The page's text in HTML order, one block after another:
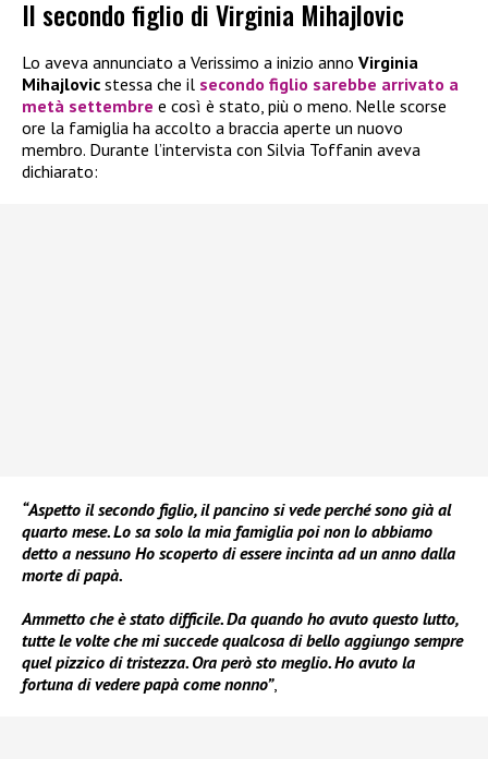
Il secondo figlio di Virginia Mihajlovic
Lo aveva annunciato a Verissimo a inizio anno Virginia
Mihajlovic stessa che il secondo figlio sarebbe arrivato a
metà settembre e così è stato, più o meno. Nelle scorse
ore la famiglia ha accolto a braccia aperte un nuovo
membro. Durante l’intervista con Silvia Toffanin aveva
dichiarato:
“Aspetto il secondo figlio, il pancino si vede perché sono già al
quarto mese. Lo sa solo la mia famiglia poi non lo abbiamo
detto a nessuno Ho scoperto di essere incinta ad un anno dalla
morte di papà.
Ammetto che è stato difficile. Da quando ho avuto questo lutto,
tutte le volte che mi succede qualcosa di bello aggiungo sempre
quel pizzico di tristezza. Ora però sto meglio. Ho avuto la
fortuna di vedere papà come nonno”,